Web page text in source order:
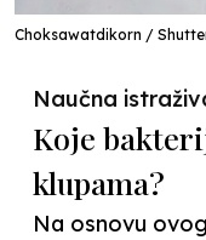
Choksawatdikorn /
Naučna
Koje
klupama?
Na osnovu